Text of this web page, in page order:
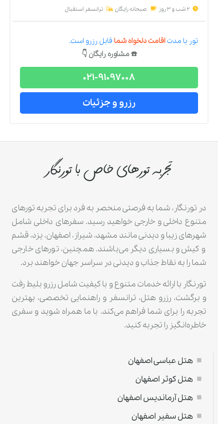
2 شب و 3 روز صبحانه رایگان ترانسفر استقبال
تور با مدتاقامت دلخواه شما قابل رزرو است.
☎️ مشاوره رایگان 👇
021-91097008
رزرو و جزئیات
تجربه تورهای خاص با تورنگار
در تورنگار، شما به فرصتی منحصر به فرد برای تجربه تورهای
متنوع داخلی و خارجی خواهید رسید. سفرهای داخلی شامل
شهرهای زیبا و دیدنی مانند مشهد، شیراز، اصفهان، یزد، قشم
و کیش و بسیاری دیگر می‌باشند. همچنین، تورهای خارجی
شما را به نقاط جذاب و دیدنی در سراسر جهان خواهند برد.
تورنگار با ارائه خدمات متنوع و با کیفیت شامل رزرو بلیط رفت
و برگشت، رزرو هتل، ترانسفر و راهنمایی تخصصی، بهترین
تجربه را برای شما فراهم می‌کند. با ما همراه شوید و سفری
خاطره‌انگیز را تجربه کنید.
هتل عباسی اصفهان
هتل کوثر اصفهان
هتل آرماندیس اصفهان
هتل سفیر اصفهان